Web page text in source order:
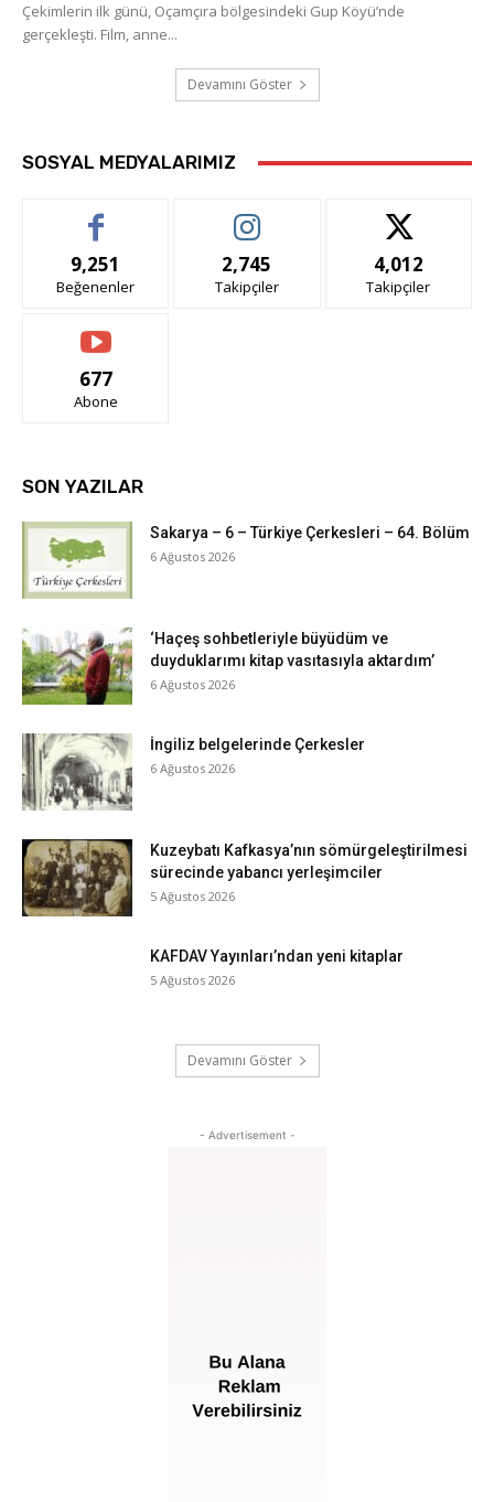
Çekimlerin ilk günü, Oçamçıra bölgesindeki Gup Köyü’nde
gerçekleşti. Film, anne...
Devamını Göster
SOSYAL MEDYALARIMIZ
9,251
Beğenenler
2,745
Takipçiler
4,012
Takipçiler
677
Abone
SON YAZILAR
Sakarya – 6 – Türkiye Çerkesleri – 64. Bölüm
6 Ağustos 2026
‘Haçeş sohbetleriyle büyüdüm ve
duyduklarımı kitap vasıtasıyla aktardım’
6 Ağustos 2026
İngiliz belgelerinde Çerkesler
6 Ağustos 2026
Kuzeybatı Kafkasya’nın sömürgeleştirilmesi
sürecinde yabancı yerleşimciler
5 Ağustos 2026
KAFDAV Yayınları’ndan yeni kitaplar
5 Ağustos 2026
Devamını Göster
- Advertisement -